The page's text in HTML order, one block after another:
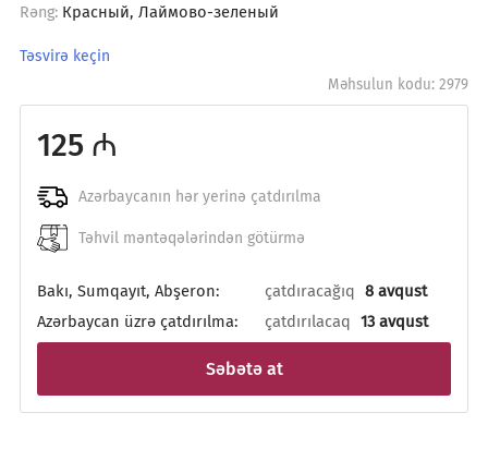
Rəng:Красный, Лаймово-зеленый
Təsvirə keçin
Məhsulun kodu: 2979
125 ₼
Azərbaycanın hər yerinə çatdırılma
Təhvil məntəqələrindən götürmə
Bakı, Sumqayıt, Abşeron: çatdıracağıq 8 avqust
Azərbaycan üzrə çatdırılma:
çatdırılacaq 13 avqust
Səbətə at